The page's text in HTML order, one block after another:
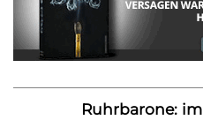
Ruhrbarone: